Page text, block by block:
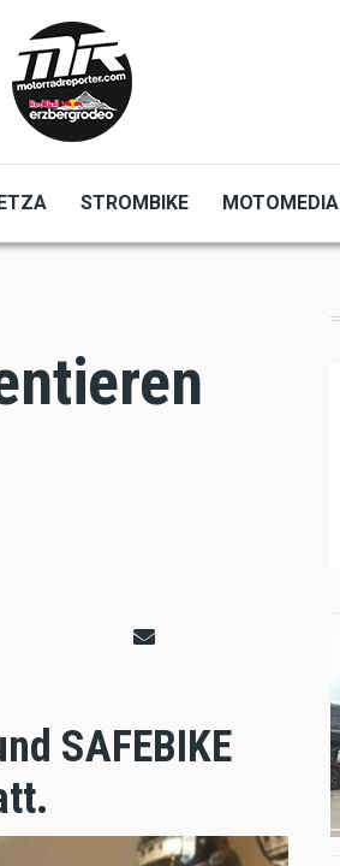
STROMBIKE MOTOMEDIA
SAFEBIKE